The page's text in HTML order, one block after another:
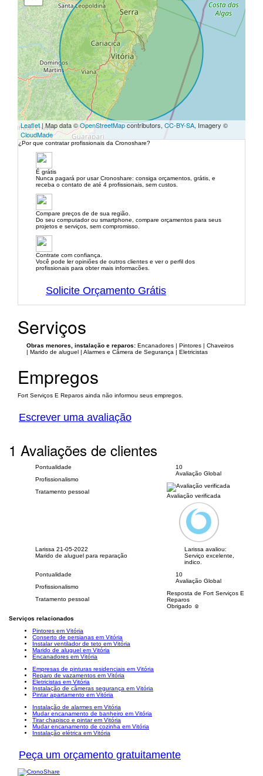
Leaflet| Map data ©OpenStreetMapcontributors, CC-BY-SA, Imagery ©
CloudMade
¿Por que contratar profissionais da Cronoshare?
É grátis
Nunca pagará por usar Cronoshare: consiga orçamentos, grátis, e
receba o contato de até 4 profissionais, sem custos.
Compare preços de de sua região.
Do seu computador ou smartphone, compare orçamentos para seus
projetos e serviços, sem compromisso.
Contrate com confiança.
Você pode ler opiniões de outros clientes e ver o perfil dos
profissionais para obter mais informacões.
Solicite Orçamento Grátis
Serviços
Obras menores, instalação e reparos: Encanadores | Pintores | Chaveiros
| Marido de aluguel | Alarmes e Câmera de Segurança | Eletricistas
Empregos
Fort Serviços E Reparos ainda não informou seus empregos.
Escrever uma avaliação
1 Avaliações de clientes
Pontualidade
Profissionalismo
Tratamento pessoal
10
Avaliação Global
Avaliação verificada
Larissa 21-05-2022
Marido de aluguel para reparação
Larissa avaliou:
Serviço excelente,
indico.
Pontualidade
Profissionalismo
Tratamento pessoal
10
Avaliação Global
Resposta de Fort Serviços E
Reparos
Obrigado ☺️
Serviços relacionados
Pintores em Vitória
Conserto de persianas em Vitória
Instalar ventilador de teto em Vitória
Marido de aluguel em Vitória
Encanadores em Vitória
Empresas de pinturas residenciais em Vitória
Reparo de vazamentos em Vitória
Eletricistas em Vitória
Instalação de câmeras segurança em Vitória
Pintar apartamento em Vitória
Instalação de alarmes em Vitória
Mudar encanamento de banheiro em Vitória
Tirar chapisco e pintar em Vitória
Mudar encanamento de cozinha em Vitória
Instalação elétrica em Vitória
Peça um orçamento gratuitamente